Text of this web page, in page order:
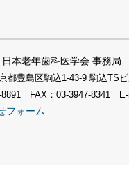
本老年歯科医学会 事務局
都豊島区駒込1-43-9 駒込TS
8891 FAX：03-3947-8341 E-
フォーム